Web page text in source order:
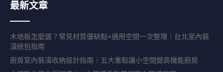
最新文章
木地板怎麼選？常見材質優缺點×適用空間一次整理｜台北室內裝
潢統包指南
廚房室內裝潢收納設計指南｜五大重點讓小空間變高機能廚房